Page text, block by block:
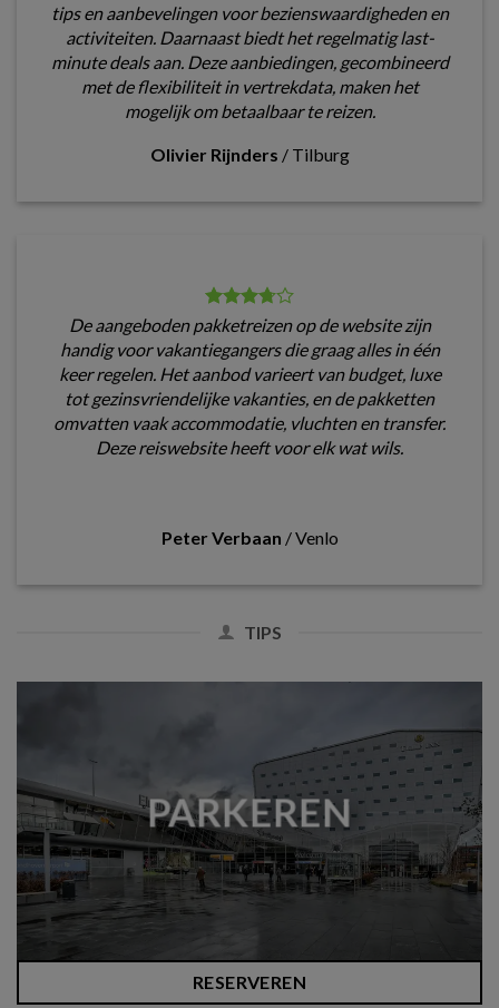
tips en aanbevelingen voor bezienswaardigheden en
activiteiten. Daarnaast biedt het regelmatig last-
minute deals aan. Deze aanbiedingen, gecombineerd
met de flexibiliteit in vertrekdata, maken het
mogelijk om betaalbaar te reizen.
Olivier Rijnders / Tilburg
De aangeboden pakketreizen op de website zijn
handig voor vakantiegangers die graag alles in één
keer regelen. Het aanbod varieert van budget, luxe
tot gezinsvriendelijke vakanties, en de pakketten
omvatten vaak accommodatie, vluchten en transfer.
Deze reiswebsite heeft voor elk wat wils.
Peter Verbaan /Venlo
TIPS
PARKEREN
RESERVEREN